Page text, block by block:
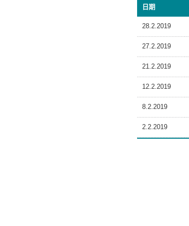
日期
28.2.2019
27.2.2019
21.2.2019
12.2.2019
8.2.2019
2.2.2019